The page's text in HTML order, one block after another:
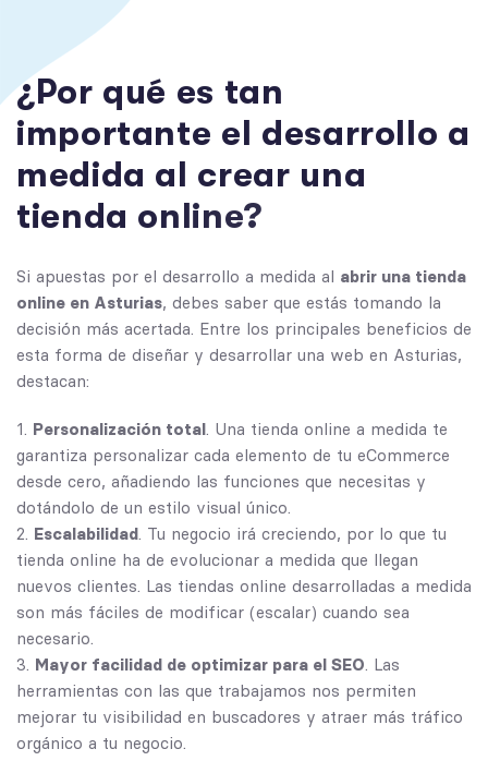
¿Por qué es tan
importante el desarrollo a
medida al crear una
tienda online?
Si apuestas por el desarrollo a medida al abrir una tienda
online en Asturias, debes saber que estás tomando la
decisión más acertada. Entre los principales beneficios de
esta forma de diseñar y desarrollar una web en Asturias,
destacan:
Personalización total. Una tienda online a medida te
garantiza personalizar cada elemento de tu eCommerce
desde cero, añadiendo las funciones que necesitas y
dotándolo de un estilo visual único.
Escalabilidad. Tu negocio irá creciendo, por lo que tu
tienda online ha de evolucionar a medida que llegan
nuevos clientes. Las tiendas online desarrolladas a medida
son más fáciles de modificar (escalar) cuando sea
necesario.
Mayor facilidad de optimizar para el SEO. Las
herramientas con las que trabajamos nos permiten
mejorar tu visibilidad en buscadores y atraer más tráfico
orgánico a tu negocio.